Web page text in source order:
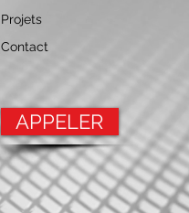
Projets
Contact
APPELER